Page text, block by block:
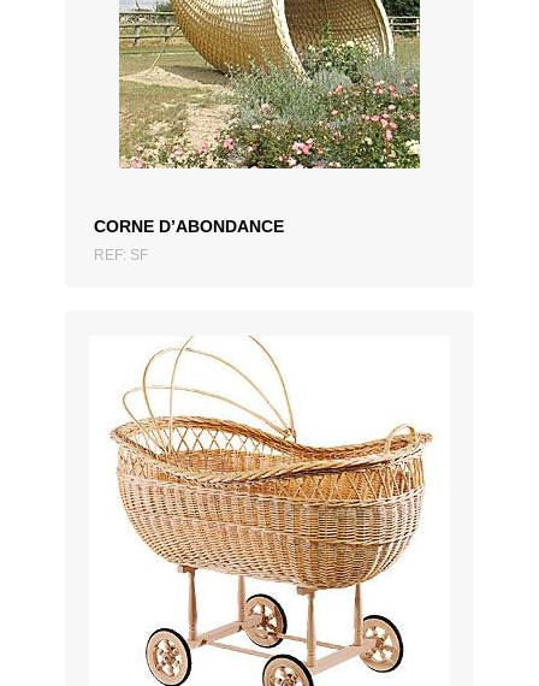
CORNE D’ABONDANCE
REF: SF
AJOUTER AU DEVIS
AJOUTER AU DEVIS